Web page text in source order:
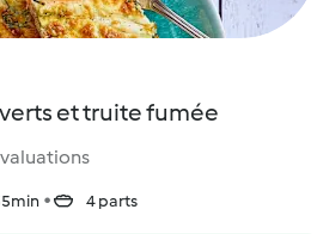
et truite fumée
4 parts